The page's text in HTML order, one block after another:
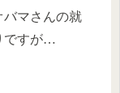
マさんの就
ですが…